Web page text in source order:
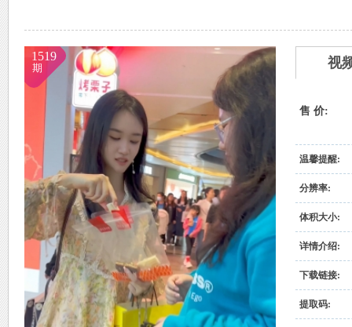
美人在雨中舞翩翩，如花洒泪映窗前。
1519
期 视
售 价:
温馨提醒:
分辨率:
体积大小:
详情介绍:
下载链接:
提取码: